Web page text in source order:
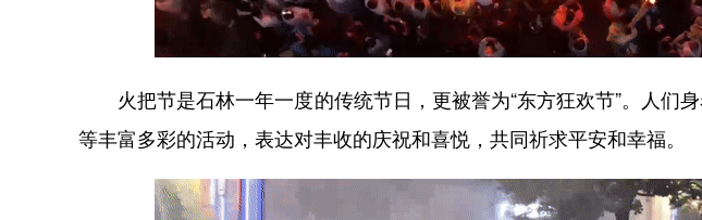
火把节是石林一年一度的传统节日，更被誉为“东方狂欢节”。人们
等丰富多彩的活动，表达对丰收的庆祝和喜悦，共同祈求平安和幸福。